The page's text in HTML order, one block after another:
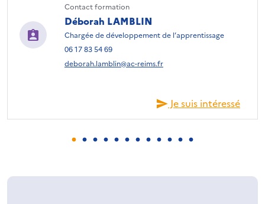
Contact formation
Déborah LAMBLIN
Chargée de développement de l’apprentissage
06 17 83 54 69
deborah.lamblin@ac-reims.fr
Je suis intéressé